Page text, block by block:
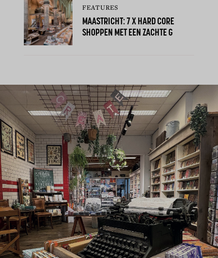
FEATURES
MAASTRICHT: 7 X HARD CORE
SHOPPEN MET EEN ZACHTE G